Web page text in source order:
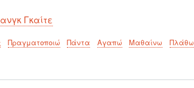
Γκαίτε
Πραγματοποιώ Πάντα Αγαπώ Μαθαίνω Πλάθω